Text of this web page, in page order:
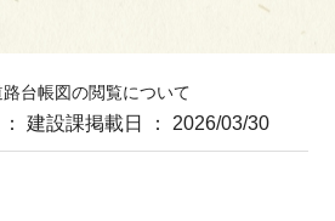
台帳図の閲覧について
建設課掲載日 ： 2026/03/30